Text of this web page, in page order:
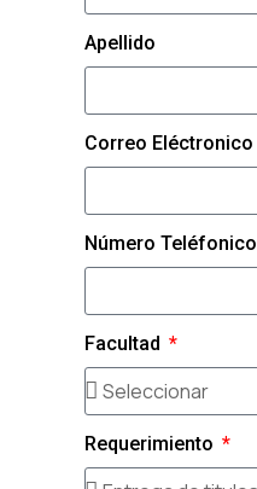
Apellido
Correo Eléctronico
Número Teléfonico
Facultad
Requerimiento